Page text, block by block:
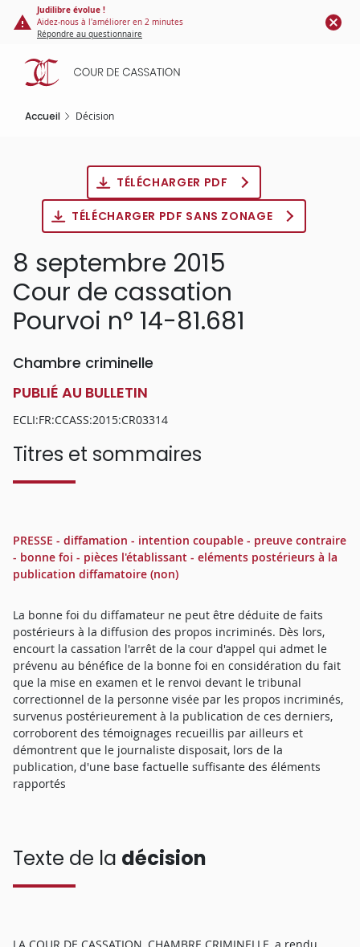
Panneau de gestion des cookies
contenu
principal
Judilibre évolue !
Aidez-nous à l'améliorer en 2 minutes
Répondre au questionnaire
Accueil Décision
TÉLÉCHARGER PDF
TÉLÉCHARGER PDF SANS ZONAGE
8 septembre 2015
Cour de cassation
Pourvoi n° 14-81.681
Chambre criminelle
PUBLIÉ AU BULLETIN
ECLI:FR:CCASS:2015:CR03314
Titres et sommaires
PRESSE - diffamation - intention coupable - preuve contraire
- bonne foi - pièces l'établissant - eléments postérieurs à la
publication diffamatoire (non)
La bonne foi du diffamateur ne peut être déduite de faits
postérieurs à la diffusion des propos incriminés. Dès lors,
encourt la cassation l'arrêt de la cour d'appel qui admet le
prévenu au bénéfice de la bonne foi en considération du fait
que la mise en examen et le renvoi devant le tribunal
correctionnel de la personne visée par les propos incriminés,
survenus postérieurement à la publication de ces derniers,
corroborent des témoignages recueillis par ailleurs et
démontrent que le journaliste disposait, lors de la
publication, d'une base factuelle suffisante des éléments
rapportés
Texte de la décision